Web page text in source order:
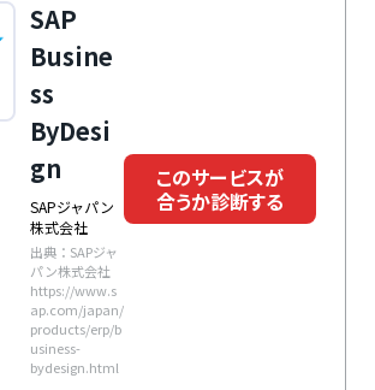
SAP
Busine
ss
ByDesi
gn
SAPジャパン
株式会社
出典：SAPジャ
パン株式会社
https://www.s
ap.com/japan/
products/erp/b
usiness-
bydesign.html
このサービスが
合うか診断する